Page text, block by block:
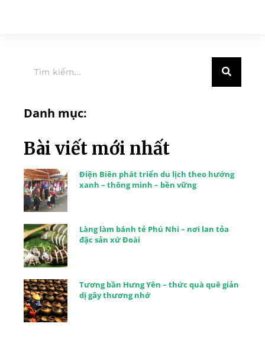
Danh mục:
Bài viết mới nhất
Điện Biên phát triển du lịch theo hướng
xanh – thông minh – bền vững
Làng làm bánh tẻ Phú Nhi – nơi lan tỏa
đặc sản xứ Đoài
Tương bần Hưng Yên – thức quà quê giản
dị gây thương nhớ